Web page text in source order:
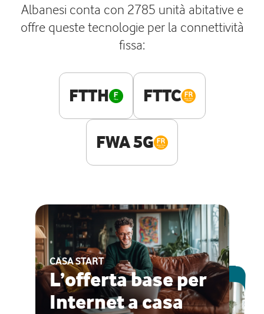
Albanesi conta con 2785 unità abitative e
offre queste tecnologie per la connettività
fissa:
FTTH FTTC
FWA 5G
CASA START
L’offerta base per
Internet a casa
ESCLUSIVA ONLINE